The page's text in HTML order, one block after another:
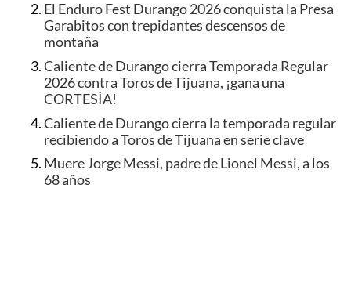
El Enduro Fest Durango 2026 conquista la Presa
Garabitos con trepidantes descensos de
montaña
Caliente de Durango cierra Temporada Regular
2026 contra Toros de Tijuana, ¡gana una
CORTESÍA!
Caliente de Durango cierra la temporada regular
recibiendo a Toros de Tijuana en serie clave
Muere Jorge Messi, padre de Lionel Messi, a los
68 años